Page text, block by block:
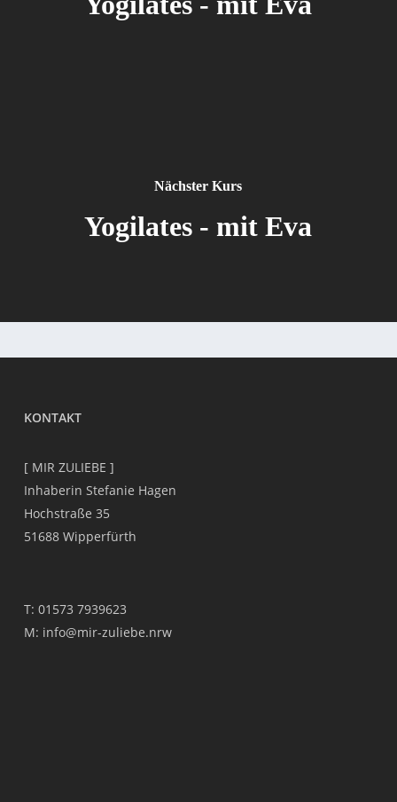
Nächster Kurs
Yogilates - mit Eva
KONTAKT
[ MIR ZULIEBE ]
Inhaberin Stefanie Hagen
Hochstraße 35
51688 Wipperfürth
T: 01573 7939623
M: info@mir-zuliebe.nrw